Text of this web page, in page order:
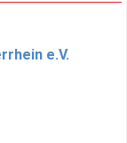
e.V.